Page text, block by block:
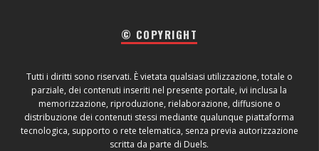
© COPYRIGHT
Tutti i diritti sono riservati. È vietata qualsiasi utilizzazione, totale o
parziale, dei contenuti inseriti nel presente portale, ivi inclusa la
memorizzazione, riproduzione, rielaborazione, diffusione o
distribuzione dei contenuti stessi mediante qualunque piattaforma
tecnologica, supporto o rete telematica, senza previa autorizzazione
scritta da parte di Duels.